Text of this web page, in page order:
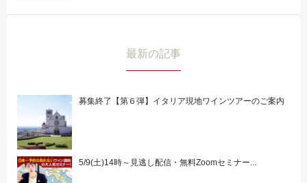
最新の記事
募集終了【第６弾】イタリア現地ワインツアーのご案内
5/9(土)14時～見逃し配信・無料Zoomセミナー...